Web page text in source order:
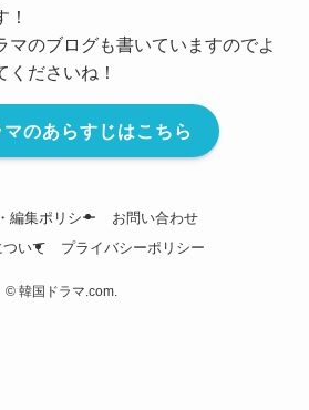
マのブログも書いていますのでよ
ださいね！
のあらすじはこちら
編集ポリシー
お問い合わせ
いて
プライバシーポリシー
©韓国ドラマ.com.